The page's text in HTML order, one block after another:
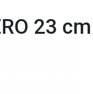
23 cm